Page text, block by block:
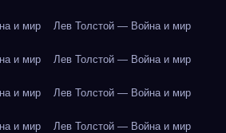
и мир Лев Толстой — Война и мир
и мир Лев Толстой — Война и мир
и мир Лев Толстой — Война и мир
и мир Лев Толстой — Война и мир